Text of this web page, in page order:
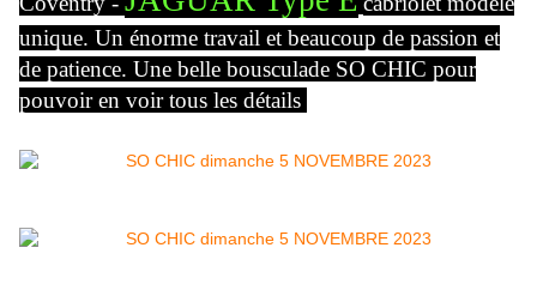
unique. Un énorme travail et beaucoup de passion et
de patience. Une belle bousculade SO CHIC pour
pouvoir en voir tous les détails